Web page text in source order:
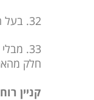
32. בעל האתר אינו מתחייב לשמור גיבוי של כל חומר המאוחסן באתר.
33.
חלק
קניין